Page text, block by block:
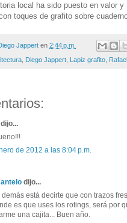
local ha sido puesto en valor
toques de grafito sobre
Jappert en 2:44 p.m.
, Diego Jappert, Lapiz grafito,
dijo...
de 2012 a las 8:04 p.m.
dijo...
demás está decirte que con trazos
es que uses los rotings, será por
una cajita... Buen año.